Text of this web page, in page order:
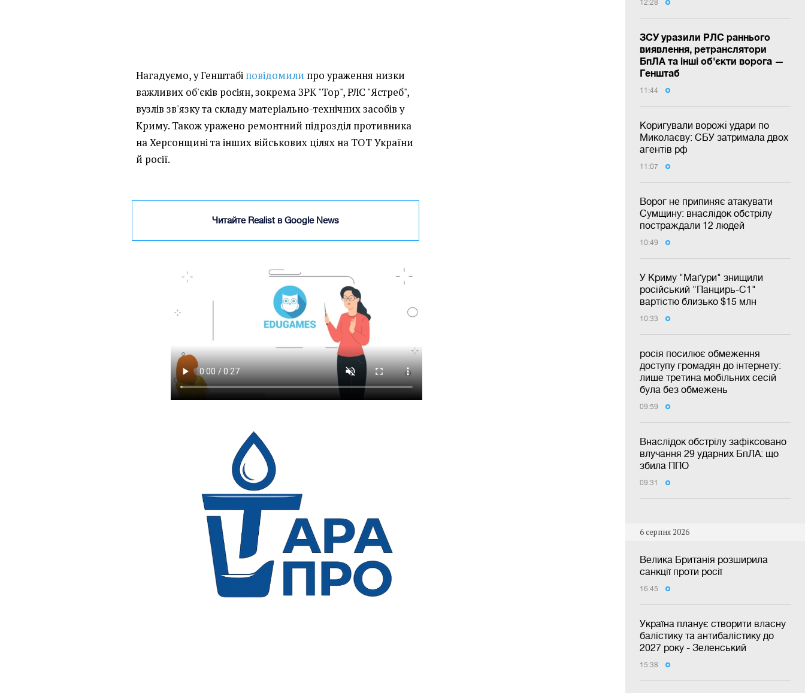
12:28
ЗСУ уразили РЛС раннього
виявлення, ретранслятори
БпЛА та інші об'єкти ворога —
Генштаб
11:44
Коригували ворожі удари по
Миколаєву: СБУ затримала двох
агентів рф
11:07
Ворог не припиняє атакувати
Сумщину: внаслідок обстрілу
постраждали 12 людей
10:49
У Криму "Маґури" знищили
російський "Панцирь-С1"
вартістю близько $15 млн
10:33
росія посилює обмеження
доступу громадян до інтернету:
лише третина мобільних сесій
була без обмежень
09:59
Внаслідок обстрілу зафіксовано
влучання 29 ударних БпЛА: що
збила ППО
09:31
6 серпня 2026
Велика Британія розширила
санкції проти росії
16:45
Україна планує створити власну
балістику та антибалістику до
2027 року - Зеленський
15:38
Нагадуємо, у Генштабі повідомили про ураження низки
важливих об'єків росіян, зокрема ЗРК "Тор", РЛС "Ястреб",
вузлів зв'язку та складу матеріально-технічних засобів у
Криму. Також уражено ремонтний підрозділ противника
на Херсонщині та інших військових цілях на ТОТ України
й росії.
Читайте Realist в Google News